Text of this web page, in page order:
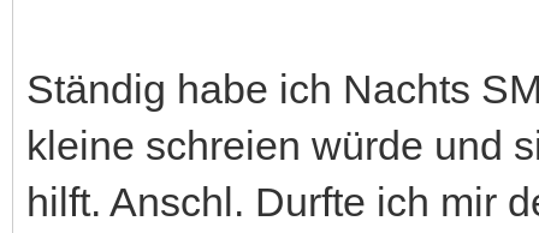
Ständig habe ich Nachts
kleine schreien würde und
hilft. Anschl. Durfte ich mir